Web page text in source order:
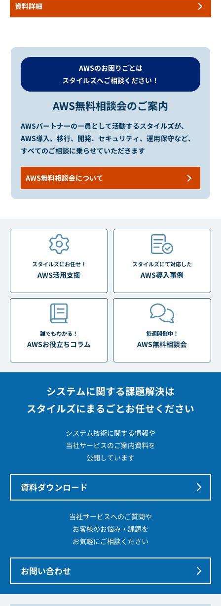
資料詳細
AWSのお困りごとは
スタイルズへご相談ください！
AWS無料相談会のご案内
AWSパートナーの一員として活動するスタイルズが、
AWS導入、移行、開発、セキュリティ、運用保守など、
すべてのご相談に乗らせていただきます
AWS無料相談会について
スタイルズにお任せ！
AWS活用支援
スタイルズにて対応した
AWS導入事例
誰でもわかる！
AWSお役立ちコラム
毎週開催中！
AWS無料相談会
システムに関する課題解決は
スタイルズにまるごとお任せください
システム技術に関する情報や
当社サービスのご案内資料を
公開しています
資料ダウンロード
当社サービスへのご質問や
お客様のお悩み・課題を
お気軽にご相談ください
お問い合わせ